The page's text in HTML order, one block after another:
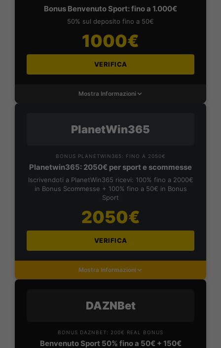
Bonus Benvenuto Sport: fino a 1.000€
50% sul deposito fino a 50€
1000€
VERIFICA
Mostra Informazioni
PlanetWin365
BONUS PLANETWIN365: FINO A 2050€
Planetwin365: 2050€ per sport e scommesse
Iscrivendoti a PlanetWin365 ricevi: 100% fino a 2000€
in Bonus Scommesse + 100% fino a 50€ in Bonus
Sport
2050€
VERIFICA
Mostra Informazioni
DAZNBet
BONUS DAZNBET: 200€ REAL BONUS
Benvenuto Sport 50% fino a 50€ + 150€